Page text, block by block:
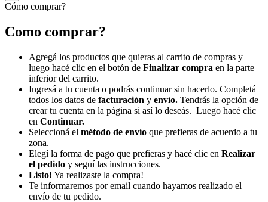
Cómo comprar?
Como comprar?
Agregá los productos que quieras al carrito de compras y
luego hacé clic en el botón de Finalizar compra en la parte
inferior del carrito.
Ingresá a tu cuenta o podrás continuar sin hacerlo. Completá
todos los datos de facturación y envío. Tendrás la opción de
crear tu cuenta en la página si así lo deseás. Luego hacé clic
en Continuar.
Seleccioná el método de envío que prefieras de acuerdo a tu
zona.
Elegí la forma de pago que prefieras y hacé clic en Realizar
el pedido y seguí las instrucciones.
Listo! Ya realizaste la compra!
Te informaremos por email cuando hayamos realizado el
envío de tu pedido.